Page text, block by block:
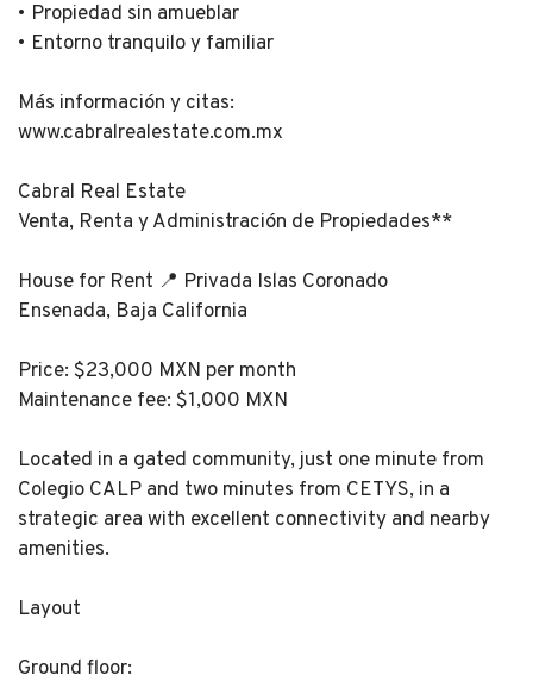
• Propiedad sin amueblar
• Entorno tranquilo y familiar
Más información y citas:
www.cabralrealestate.com.mx
Cabral Real Estate
Venta, Renta y Administración de Propiedades**
House for Rent 📍 Privada Islas Coronado
Ensenada, Baja California
Price: $23,000 MXN per month
Maintenance fee: $1,000 MXN
Located in a gated community, just one minute from
Colegio CALP and two minutes from CETYS, in a
strategic area with excellent connectivity and nearby
amenities.
Layout
Ground floor: